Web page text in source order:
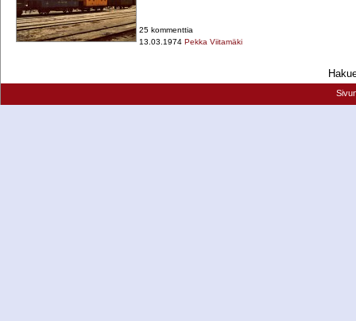
25 kommenttia
13.03.1974 Pekka Viitamäki